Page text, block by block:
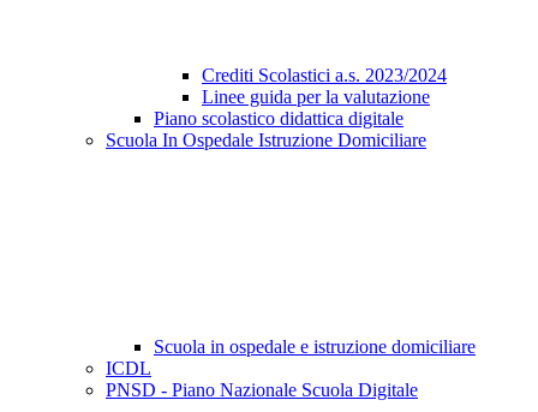
Crediti Scolastici a.s. 2023/2024
Linee guida per la valutazione
Piano scolastico didattica digitale
Scuola In Ospedale Istruzione Domiciliare
Scuola in ospedale e istruzione domiciliare
ICDL
PNSD - Piano Nazionale Scuola Digitale